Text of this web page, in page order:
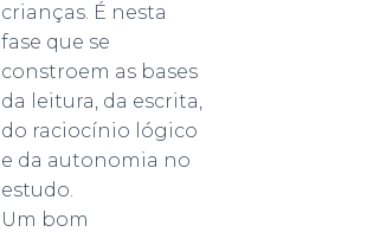
crianças. É nesta
fase que se
constroem as bases
da leitura, da escrita,
do raciocínio lógico
e da autonomia no
estudo.
Um bom